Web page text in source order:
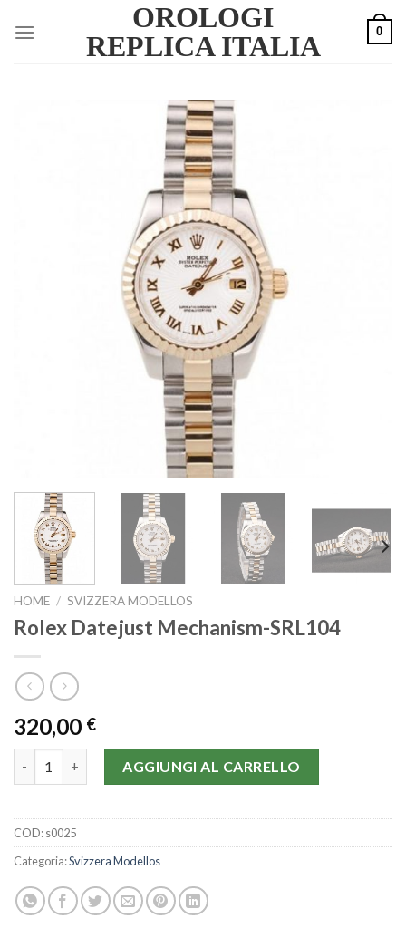
OROLOGI
REPLICA ITALIA
0
HOME / SVIZZERA MODELLOS
Rolex Datejust Mechanism-SRL104
320,00 €
AGGIUNGI AL CARRELLO
COD:s0025
Categoria:Svizzera Modellos